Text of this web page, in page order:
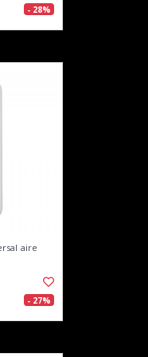
- 28%
aire
- 27%